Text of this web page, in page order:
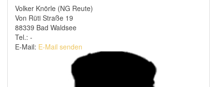
Volker Knörle (NG Reute)
Von Rüti Straße 19
88339 Bad Waldsee
Tel.: -
E-Mail: E-Mail senden